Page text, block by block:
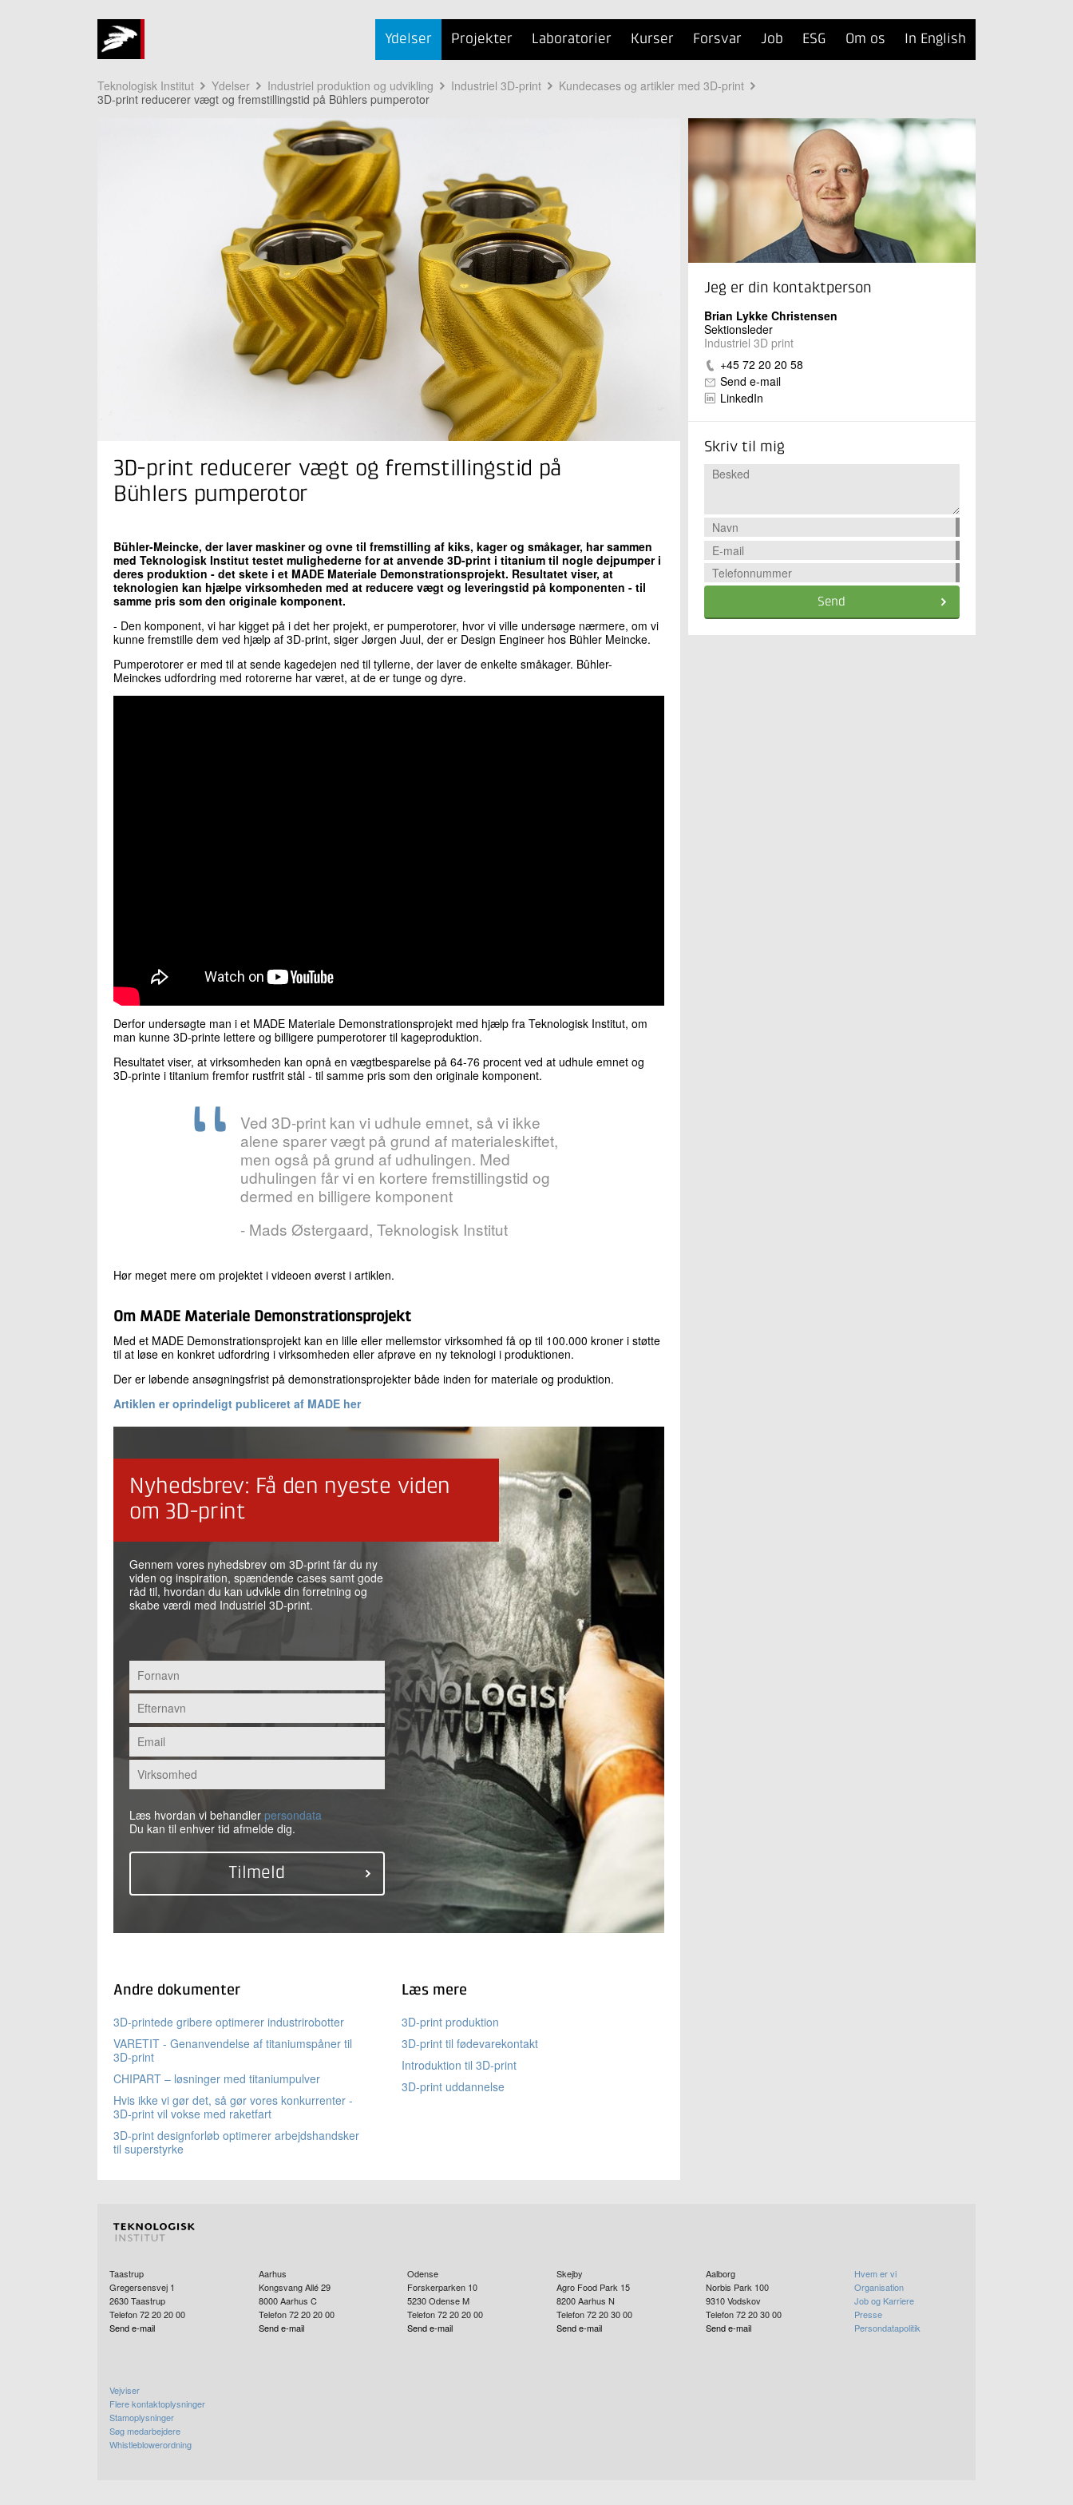
Ydelser Projekter Laboratorier Kurser Forsvar Job ESG Om os In English
Teknologisk Institut Ydelser Industriel produktion og udvikling Industriel 3D-print
Kundecases og artikler med 3D-print
3D-print reducerer vægt og fremstillingstid på Bühlers pumperotor
3D-print reducerer vægt og fremstillingstid på
Bühlers pumperotor
Bühler-Meincke, der laver maskiner og ovne til fremstilling af kiks, kager og småkager, har sammen
med Teknologisk Institut testet mulighederne for at anvende 3D-print i titanium til nogle dejpumper i
deres produktion - det skete i et MADE Materiale Demonstrationsprojekt. Resultatet viser, at
teknologien kan hjælpe virksomheden med at reducere vægt og leveringstid på komponenten - til
samme pris som den originale komponent.
- Den komponent, vi har kigget på i det her projekt, er pumperotorer, hvor vi ville undersøge nærmere, om vi
kunne fremstille dem ved hjælp af 3D-print, siger Jørgen Juul, der er Design Engineer hos Bühler Meincke.
Pumperotorer er med til at sende kagedejen ned til tyllerne, der laver de enkelte småkager. Bûhler-
Meinckes udfordring med rotorerne har været, at de er tunge og dyre.
Derfor undersøgte man i et MADE Materiale Demonstrationsprojekt med hjælp fra Teknologisk Institut, om
man kunne 3D-printe lettere og billigere pumperotorer til kageproduktion.
Resultatet viser, at virksomheden kan opnå en vægtbesparelse på 64-76 procent ved at udhule emnet og
3D-printe i titanium fremfor rustfrit stål - til samme pris som den originale komponent.
Ved 3D-print kan vi udhule emnet, så vi ikke
alene sparer vægt på grund af materialeskiftet,
men også på grund af udhulingen. Med
udhulingen får vi en kortere fremstillingstid og
dermed en billigere komponent
- Mads Østergaard, Teknologisk Institut
Hør meget mere om projektet i videoen øverst i artiklen.
Om MADE Materiale Demonstrationsprojekt
Med et MADE Demonstrationsprojekt kan en lille eller mellemstor virksomhed få op til 100.000 kroner i støtte
til at løse en konkret udfordring i virksomheden eller afprøve en ny teknologi i produktionen.
Der er løbende ansøgningsfrist på demonstrationsprojekter både inden for materiale og produktion.
Artiklen er oprindeligt publiceret af MADE her
Nyhedsbrev: Få den nyeste viden
om 3D-print
Gennem vores nyhedsbrev om 3D-print får du ny
viden og inspiration, spændende cases samt gode
råd til, hvordan du kan udvikle din forretning og
skabe værdi med Industriel 3D-print.
Læs hvordan vi behandler persondata
Du kan til enhver tid afmelde dig.
Andre dokumenter
3D-printede gribere optimerer industrirobotter
VARETIT - Genanvendelse af titaniumspåner til
3D-print
CHIPART – løsninger med titaniumpulver
Hvis ikke vi gør det, så gør vores konkurrenter -
3D-print vil vokse med raketfart
3D-print designforløb optimerer arbejdshandsker
til superstyrke
Læs mere
3D-print produktion
3D-print til fødevarekontakt
Introduktion til 3D-print
3D-print uddannelse
Jeg er din kontaktperson
Brian Lykke Christensen
Sektionsleder
Industriel 3D print
+45 72 20 20 58
Send e-mail
LinkedIn
Skriv til mig
Send
Taastrup
Gregersensvej 1
2630Taastrup
Telefon 72 20 20 00
Send e-mail
Aarhus
Kongsvang Allé 29
8000 Aarhus C
Telefon 72 20 20 00
Send e-mail
Odense
Forskerparken 10
5230 Odense M
Telefon 72 20 20 00
Send e-mail
Skejby
Agro Food Park 15
8200Aarhus N
Telefon 72 20 30 00
Send e-mail
Aalborg
Norbis Park 100
9310 Vodskov
Telefon 72 20 30 00
Send e-mail
Hvem er vi
Organisation
Job og Karriere
Presse
Persondatapolitik
Vejviser
Flere kontaktoplysninger
Stamoplysninger
Søg medarbejdere
Whistleblowerordning